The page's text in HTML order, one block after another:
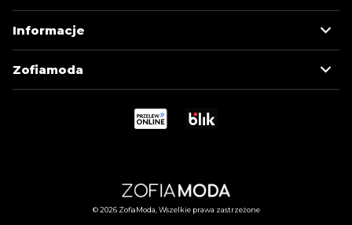
MOJE KONTO
Informacje
Zofiamoda
© 2026 ZofiaModa, Wszelkie prawa zastrzeżone